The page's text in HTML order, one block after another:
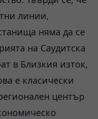
линии,
няма да се
на Саудитска
в Близкия изток,
е класически
център